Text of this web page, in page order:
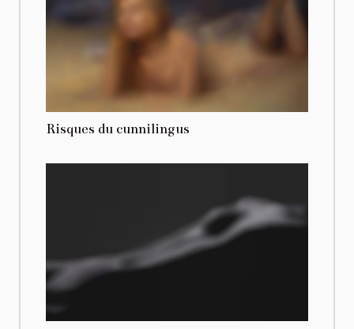
Risques du cunnilingus